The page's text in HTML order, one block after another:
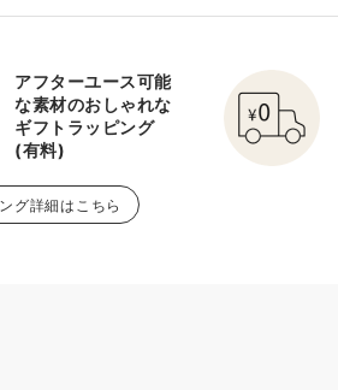
アフターユース可能
な素材のおしゃれな
ギフトラッピング
(有料)
グ詳細はこちら